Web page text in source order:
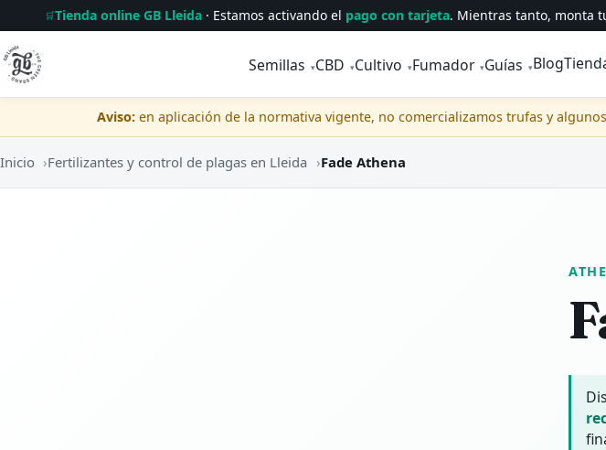
🛒Tienda online GB Lleida· Estamos activando el pago con tarjeta. Mientras tanto, monta
Semillas ▾CBD ▾Cultivo ▾Fumador ▾Guías ▾Blog
Aviso:en aplicación de la normativa vigente, no comercializamos trufas y
Inicio ›Fertilizantes y control de plagas en Lleida ›Fade Athena